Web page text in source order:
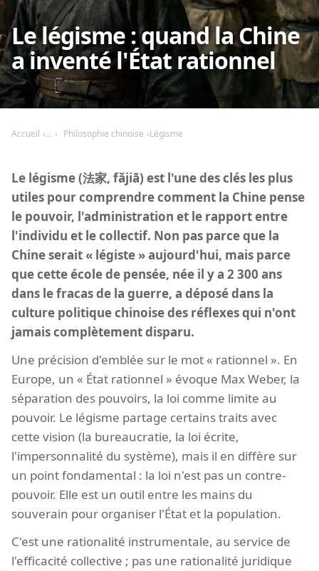
Le légisme : quand la Chine
a inventé l'État rationnel
Accueil Philosophie chinoise Légisme
Le légisme (法家, fǎjiā) est l'une des clés les plus
utiles pour comprendre comment la Chine pense
le pouvoir, l'administration et le rapport entre
l'individu et le collectif. Non pas parce que la
Chine serait « légiste » aujourd'hui, mais parce
que cette école de pensée, née il y a 2 300 ans
dans le fracas de la guerre, a déposé dans la
culture politique chinoise des réflexes qui n'ont
jamais complètement disparu.
Une précision d'emblée sur le mot « rationnel ». En
Europe, un « État rationnel » évoque Max Weber, la
séparation des pouvoirs, la loi comme limite au
pouvoir. Le légisme partage certains traits avec
cette vision (la bureaucratie, la loi écrite,
l'impersonnalité du système), mais il en diffère sur
un point fondamental : la loi n'est pas un contre-
pouvoir. Elle est un outil entre les mains du
souverain pour organiser l'État et la population.
C'est une rationalité instrumentale, au service de
l'efficacité collective ; pas une rationalité juridique